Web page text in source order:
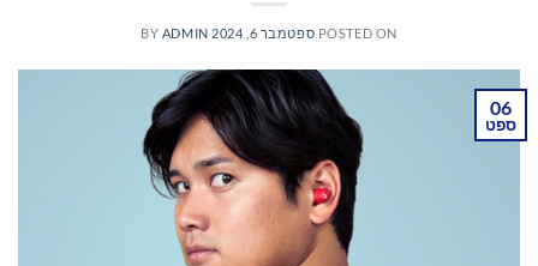
POSTED ON ספטמבר 6, 2024 BY ADMIN
06
ספט